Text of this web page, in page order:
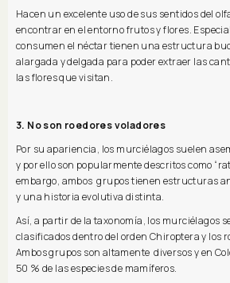
Hacen un excelente uso de sus sentidos del
encontrar en el entorno frutos y flores.
consumen el néctar tienen una estructura
alargada y delgada para poder extraer las
las flores que visitan.
3. No son roedores voladores
Por su apariencia, los murciélagos suelen
y por ello son popularmente descritos como
embargo, ambos grupos tienen estructuras
y una historia evolutiva distinta.
Así, a partir de la taxonomía, los murciélagos
clasificados dentro del orden Chiroptera y los
Ambos grupos son altamente diversos y en
50 % de las especies de mamíferos.